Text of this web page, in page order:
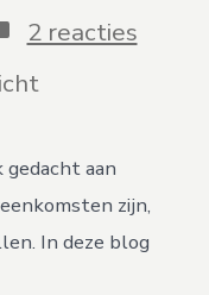
2 reactiesop
aan
zijn,
In deze blog